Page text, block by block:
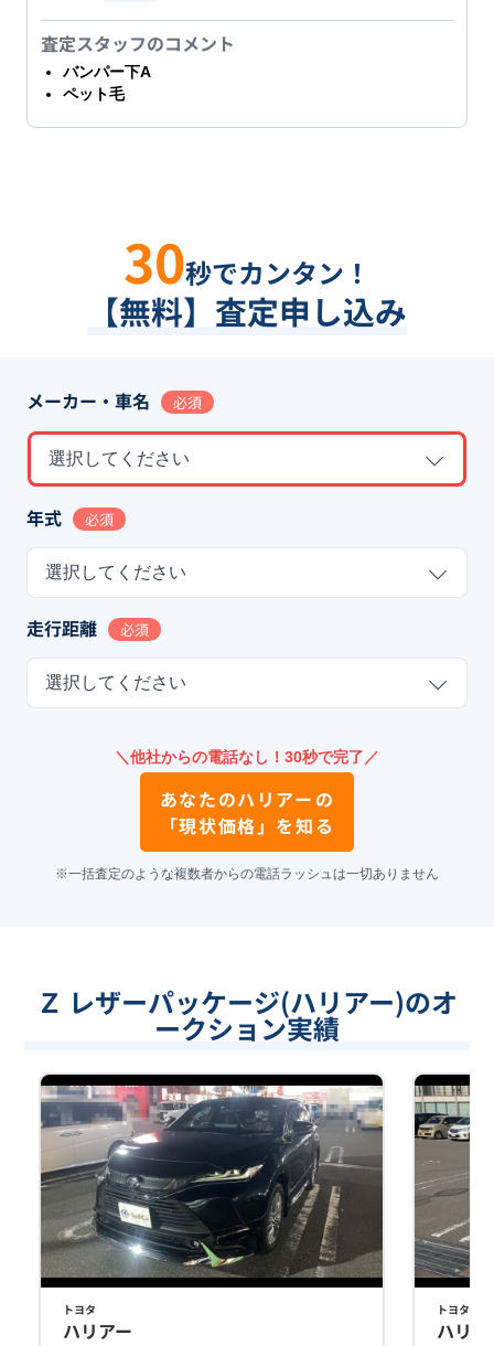
査定スタッフのコメント
バンパー下A
ペット毛
30秒でカンタン！
【無料】査定申し込み
メーカー・車名 必須
選択してください
年式 必須
選択してください
走行距離 必須
選択してください
＼他社からの電話なし！30秒で完了／
あなたのハリアー の
「現状価格」を知る
※一括査定のような複数者からの電話ラッシュは一切ありません
Ｚ レザーパッケージ(ハリアー)のオ
ークション実績
トヨタ
ハリアー
トヨタ
ハリア